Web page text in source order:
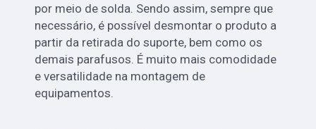
por meio de solda. Sendo assim, sempre que
necessário, é possível desmontar o produto a
partir da retirada do suporte, bem como os
demais parafusos. É muito mais comodidade
e versatilidade na montagem de
equipamentos.